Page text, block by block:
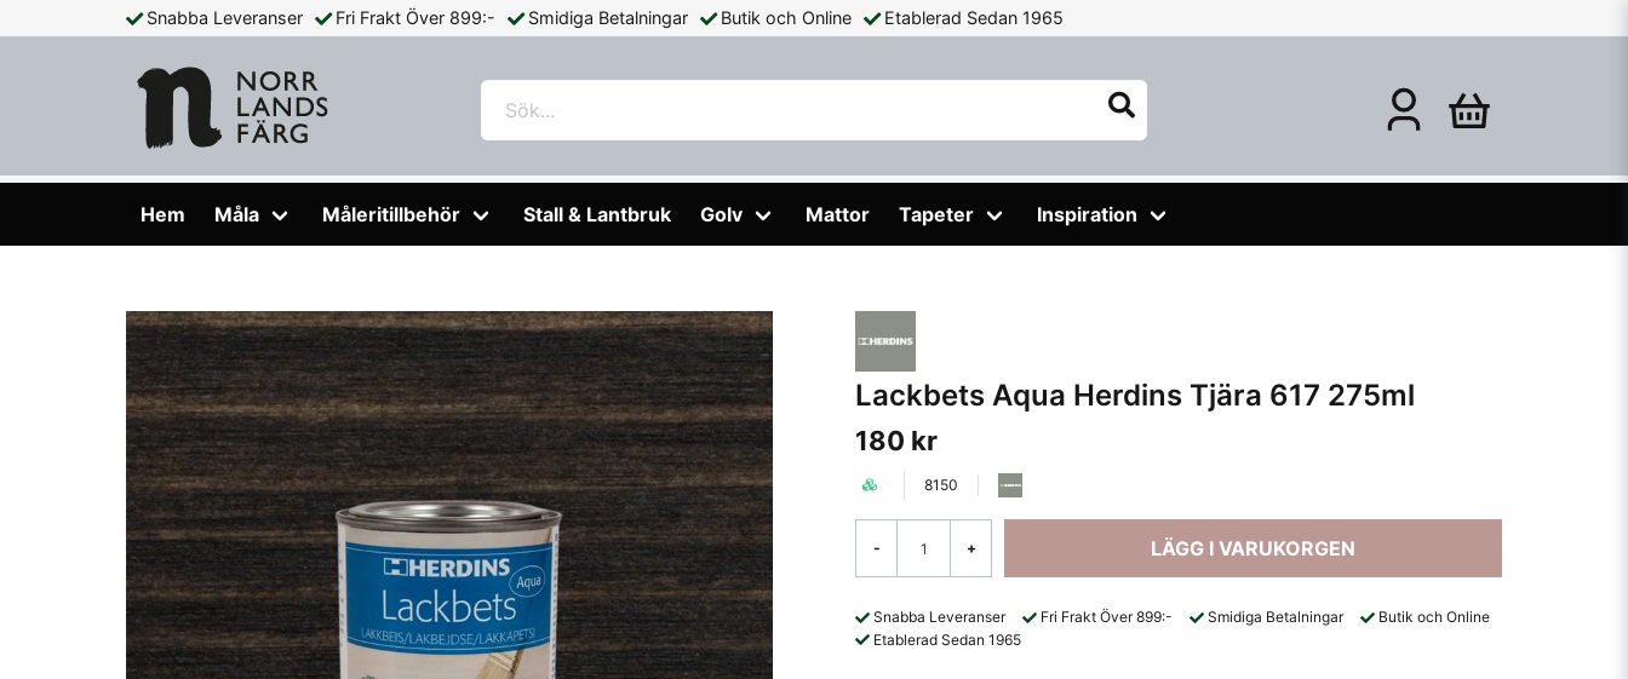
Snabba Leveranser Fri Frakt Över 899:- Smidiga Betalningar Butik och Online Etablerad Sedan 1965
Hem Måla Måleritillbehör Stall & Lantbruk Golv Mattor Tapeter Inspiration
Lackbets Aqua Herdins Tjära 617 275ml
180 kr
8150
- + LÄGG I VARUKORGEN
Snabba Leveranser Fri Frakt Över 899:- Smidiga Betalningar
Butik och Online
Etablerad Sedan 1965